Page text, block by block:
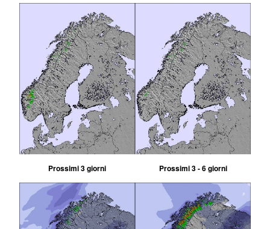
Prossimi 3 giorni Prossimi 3 - 6 giorni